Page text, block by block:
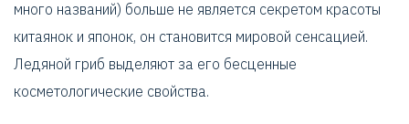
много названий) больше не является секретом красоты
китаянок и японок, он становится мировой сенсацией.
Ледяной гриб выделяют за его бесценные
косметологические свойства.